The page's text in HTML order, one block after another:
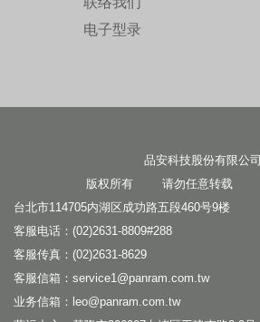
电子型录
品安科技股份有限公司
版权所有 请勿任意转载
台北市114705内湖区成功路五段460号9楼
客服电话：(02)2631-8809#288
客服传真：(02)2631-8629
客服信箱： service1@panram.com.tw
业务信箱： leo@panram.com.tw